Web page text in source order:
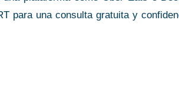
para una consulta gratuita y
W. Richardson